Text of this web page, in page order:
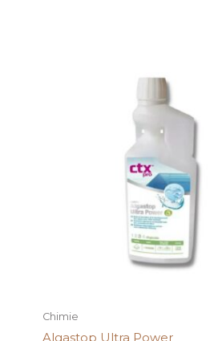
Chimie
Algastop Ultra Power